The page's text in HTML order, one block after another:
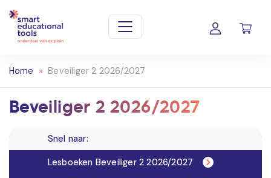
Home » Beveiliger 2 2026/2027
Beveiliger 2 2026/2027
Snel naar:
Lesboeken Beveiliger 2 2026/2027